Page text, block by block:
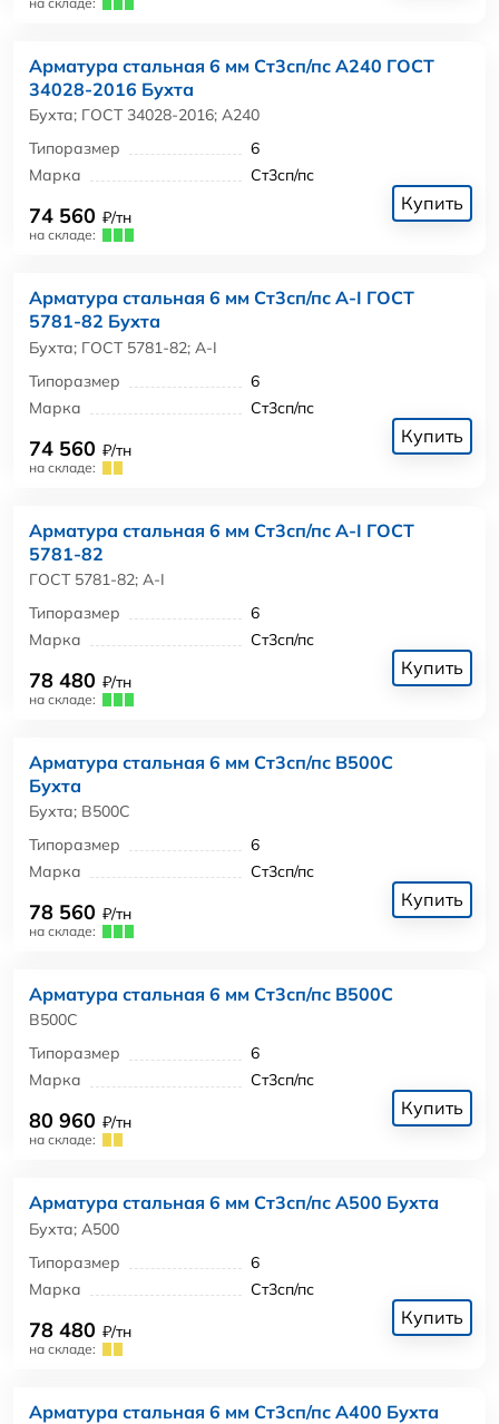
Арматура стальная 6 мм Ст3сп/пс А240 ГОСТ
34028-2016 Бухта
Бухта; ГОСТ 34028-2016; А240
Типоразмер
6
Марка
Ст3сп/пс
74 560 ₽/тн
на складе:
Купить
Арматура стальная 6 мм Ст3сп/пс А-I ГОСТ
5781-82 Бухта
Бухта; ГОСТ 5781-82; А-I
Типоразмер
6
Марка
Ст3сп/пс
74 560 ₽/тн
на складе:
Купить
Арматура стальная 6 мм Ст3сп/пс А-I ГОСТ
5781-82
ГОСТ 5781-82; А-I
Типоразмер
6
Марка
Ст3сп/пс
78 480 ₽/тн
на складе:
Купить
Арматура стальная 6 мм Ст3сп/пс В500С
Бухта
Бухта; В500С
Типоразмер
6
Марка
Ст3сп/пс
78 560 ₽/тн
на складе:
Купить
Арматура стальная 6 мм Ст3сп/пс В500С
В500С
Типоразмер
6
Марка
Ст3сп/пс
80 960 ₽/тн
на складе:
Купить
Арматура стальная 6 мм Ст3сп/пс А500 Бухта
Бухта; А500
Типоразмер
6
Марка
Ст3сп/пс
78 480 ₽/тн
на складе:
Купить
Арматура стальная 6 мм Ст3сп/пс А400 Бухта